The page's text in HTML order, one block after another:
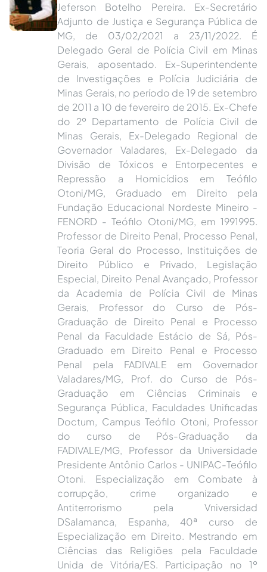
Jeferson Botelho Pereira. Ex-Secretário
Adjunto de Justiça e Segurança Pública de
MG, de 03/02/2021 a 23/11/2022. É
Delegado Geral de Polícia Civil em Minas
Gerais, aposentado. Ex-Superintendente
de Investigações e Polícia Judiciária de
Minas Gerais, no período de 19 de setembro
de 2011 a 10 de fevereiro de 2015. Ex-Chefe
do 2º Departamento de Polícia Civil de
Minas Gerais, Ex-Delegado Regional de
Governador Valadares, Ex-Delegado da
Divisão de Tóxicos e Entorpecentes e
Repressão a Homicídios em Teófilo
Otoni/MG, Graduado em Direito pela
Fundação Educacional Nordeste Mineiro -
FENORD - Teófilo Otoni/MG, em 1991995.
Professor de Direito Penal, Processo Penal,
Teoria Geral do Processo, Instituições de
Direito Público e Privado, Legislação
Especial, Direito Penal Avançado, Professor
da Academia de Polícia Civil de Minas
Gerais, Professor do Curso de Pós-
Graduação de Direito Penal e Processo
Penal da Faculdade Estácio de Sá, Pós-
Graduado em Direito Penal e Processo
Penal pela FADIVALE em Governador
Valadares/MG, Prof. do Curso de Pós-
Graduação em Ciências Criminais e
Segurança Pública, Faculdades Unificadas
Doctum, Campus Teófilo Otoni, Professor
do curso de Pós-Graduação da
FADIVALE/MG, Professor da Universidade
Presidente Antônio Carlos - UNIPAC-Teófilo
Otoni. Especialização em Combate à
corrupção, crime organizado e
Antiterrorismo pela Vniversidad
DSalamanca, Espanha, 40ª curso de
Especialização em Direito. Mestrando em
Ciências das Religiões pela Faculdade
Unida de Vitória/ES. Participação no 1º